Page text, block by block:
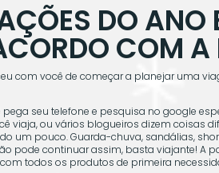
DO ANO
COM
com você de começar a planejar uma
pega seu telefone e pesquisa no google
viaja, ou vários blogueiros dizem coisas
um pouco. Guarda-chuva, sandálias,
pode continuar assim, basta viajante! A
todos os produtos de primeira